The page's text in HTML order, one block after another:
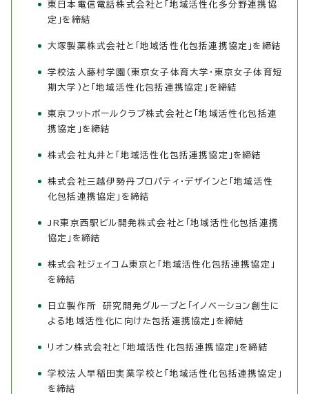
東日本電信電話株式会社と「地域活性化多分野連携協
定」を締結
大塚製薬株式会社と「地域活性化包括連携協定」を締結
学校法人藤村学園（東京女子体育大学・東京女子体育短
期大学）と「地域活性化包括連携協定」を締結
東京フットボールクラブ株式会社と「地域活性化包括連
携協定」を締結
株式会社丸井と「地域活性化包括連携協定」を締結
株式会社三越伊勢丹プロパティ・デザインと「地域活性
化包括連携協定」を締結
JR東京西駅ビル開発株式会社と「地域活性化包括連携
協定」を締結
株式会社ジェイコム東京と「地域活性化包括連携協定」
を締結
日立製作所 研究開発グループと「イノベーション創生に
よる地域活性化に向けた包括連携協定」を締結
リオン株式会社と「地域活性化包括連携協定」を締結
学校法人早稲田実業学校と「地域活性化包括連携協定」
を締結